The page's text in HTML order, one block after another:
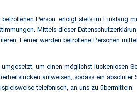
Person, erfolgt stets im Einklang
Mittels dieser
Ferner werden betroffene Personen
um einen möglichst lückenlosen
aufweisen, sodass ein
telefonisch, an uns zu übermitteln.